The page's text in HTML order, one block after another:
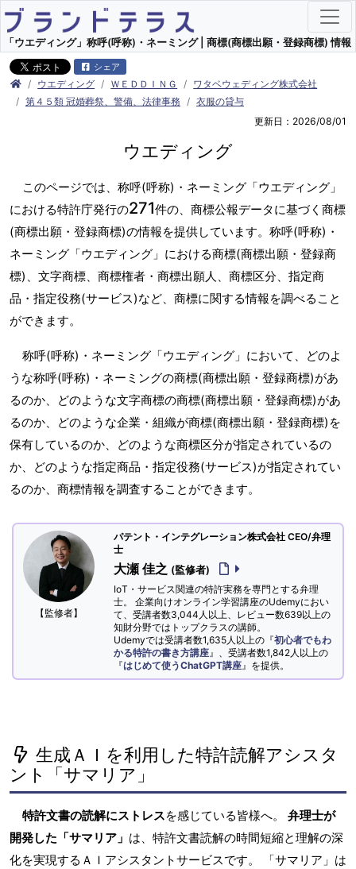
「ウエディング」称呼(呼称)・ネーミング | 商標(商標出願・登録商標) 情報
シェア
ウエディング ＷＥＤＤＩＮＧ
ワタベウェディング株式会社
第４５類 冠婚葬祭、警備、法律事務
衣服の貸与
更新日：2026/08/01
ウエディング
このページでは、称呼(呼称)・ネーミング「ウエディング」
における特許庁発行の271件の、商標公報データに基づく商標
(商標出願・登録商標)の情報を提供しています。称呼(呼称)・
ネーミング「ウエディング」における商標(商標出願・登録商
標)、文字商標、商標権者・商標出願人、商標区分、指定商
品・指定役務(サービス)など、商標に関する情報を調べること
ができます。
称呼(呼称)・ネーミング「ウエディング」において、どのよ
うな称呼(呼称)・ネーミングの商標(商標出願・登録商標)があ
るのか、どのような文字商標の商標(商標出願・登録商標)があ
るのか、どのような企業・組織が商標(商標出願・登録商標)を
保有しているのか、どのような商標区分が指定されているの
か、どのような指定商品・指定役務(サービス)が指定されてい
るのか、商標情報を調査することができます。
【監修者】
パテント・インテグレーション株式会社 CEO/弁理
士
大瀬 佳之 (監修者)
IoT・サービス関連の特許実務を専門とする弁理
士。 企業向けオンライン学習講座のUdemyにおい
て、受講者数3,044人以上、レビュー数639以上の
知財分野ではトップクラスの講師。
Udemyでは受講者数1,635人以上の『初心者でもわ
かる特許の書き方講座 』、受講者数1,842人以上の
『はじめて使うChatGPT講座 』を提供。
生成ＡＩを利用した特許読解アシスタ
ント「サマリア」
特許文書の読解にストレスを感じている皆様へ。 弁理士が
開発した「サマリア」 は、特許文書読解の時間短縮と理解の深
化を実現するＡＩアシスタントサービスです。 「サマリア」は